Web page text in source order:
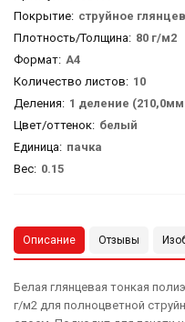
Покрытие: струйное
Плотность/Толщина: 80 г/м2
Формат: А4
Количество листов: 10
Деления: 1 деление
Цвет/оттенок: белый
Единица: пачка
Вес: 0.15
Описание Отзывы
Белая глянцевая тонкая
г/м2 для полноцветной